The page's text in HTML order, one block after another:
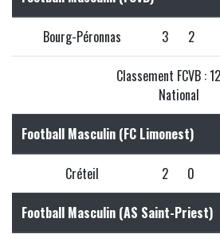
Bourg-Péronnas 3 2
Classement FCVB :
National
Football Masculin (FC Limonest)
Créteil 2 0
Football Masculin (AS Saint-Priest)